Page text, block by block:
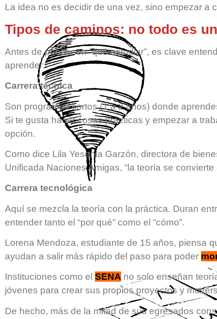
La idea no es decidir de una vez, sino empezar a
Tipos de caminos: no todo es
Antes de pensar en “qué estudiar”, es clave
aprender:
Carrera técnica
Son programas cortos (1 a 2 años) donde
Si te gusta hacer cosas prácticas y empezar a
opción.
Como dice Lila Yesenia Garzón, directora de
Unificada Naciones Amigas, “la teoría se
Carrera tecnológica
Aquí se mezcla la teoría con la práctica. Duran
entender tanto el “por qué” como el “cómo”.
Lorena Mendoza, estudiante de 15 años, piensa
ayudan a salir más rápido del paso para poder
Instituciones como el SENA no solo enseñan
jóvenes para crear sus propios proyectos y
De hecho, más de la mitad de sus egresados